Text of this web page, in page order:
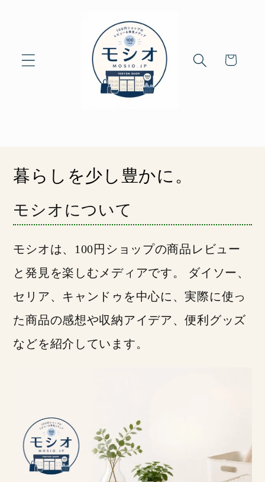
Cart
暮らしを少し豊かに。
モシオについて
モシオは、100円ショップの商品レビュー
と発見を楽しむメディアです。 ダイソー、
セリア、キャンドゥを中心に、実際に使っ
た商品の感想や収納アイデア、便利グッズ
などを紹介しています。